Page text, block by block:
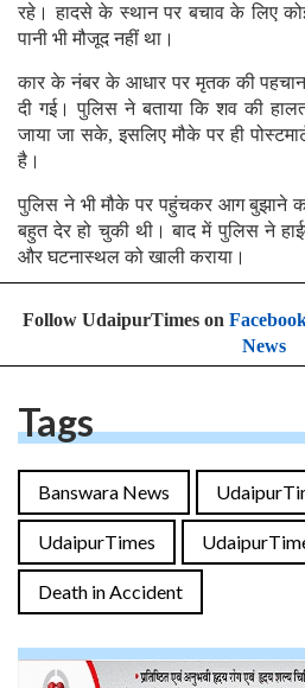
रहे। हादसे के स्थान पर बचाव के लिए
पानी भी मौजूद नहीं था।
कार के नंबर के आधार पर मृतक की
दी गई। पुलिस ने बताया कि शव की
जाया जा सके, इसलिए मौके पर ही
है।
पुलिस ने भी मौके पर पहुंचकर आग बुझाने
बहुत देर हो चुकी थी। बाद में पुलिस ने
और घटनास्थल को खाली कराया।
Follow UdaipurTimes on
News
Tags
Banswara News
UdaipurTimes
Death in Accident